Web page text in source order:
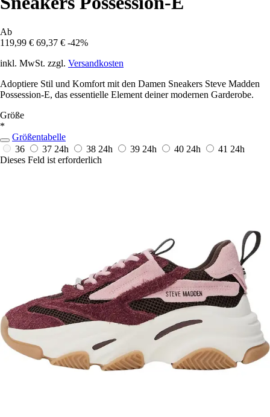
Ab
119,99 € 69,37 € -42%
inkl. MwSt. zzgl. Versandkosten
Adoptiere Stil und Komfort mit den Damen Sneakers Steve Madden
Possession-E, das essentielle Element deiner modernen Garderobe.
Größe
*
Größentabelle
36
37 24h 38 24h 39 24h 40 24h 41 24h
Dieses Feld ist erforderlich